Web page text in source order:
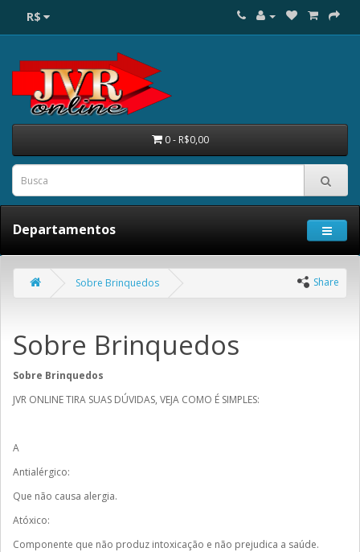
R$
0 - R$0,00
Departamentos
Share
Sobre Brinquedos
Sobre Brinquedos
Sobre Brinquedos
JVR ONLINE TIRA SUAS DÚVIDAS, VEJA COMO É SIMPLES:
A
Antialérgico:
Que não causa alergia.
Atóxico:
Componente que não produz intoxicação e não prejudica a saúde.